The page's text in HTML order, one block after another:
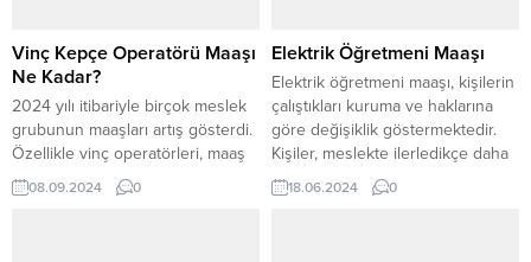
soruları özellikle bu market...
Belirleniyor? Banka müdür
maaşları ve...
Vinç Kepçe Operatörü Maaşı
Ne Kadar?
2024 yılı itibariyle birçok meslek
grubunun maaşları artış gösterdi.
Özellikle vinç operatörleri, maaş
artışları konusunda en çok merak
edilen mesleklerden biri olmayı
08.09.2024 0
Elektrik Öğretmeni Maaşı
Elektrik öğretmeni maaşı, kişilerin
çalıştıkları kuruma ve haklarına
göre değişiklik göstermektedir.
Kişiler, meslekte ilerledikçe daha
kıdemli bir öğretmen olarak
çalışmaktadır. Genel olarak
18.06.2024 0